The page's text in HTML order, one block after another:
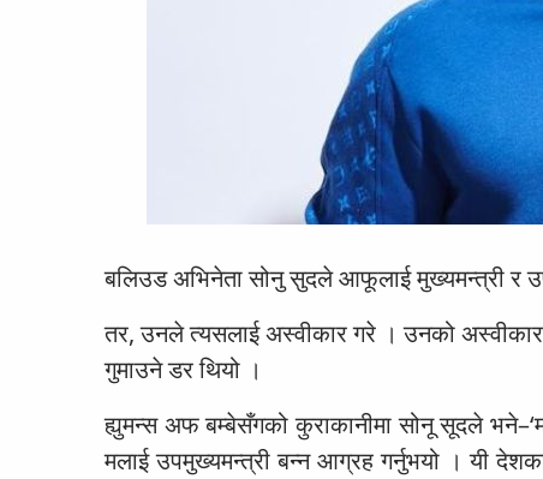
बलिउड अभिनेता सोनु सुदले आफूलाई मुख्यमन्त्री र
तर, उनले त्यसलाई अस्वीकार गरे । उनको
गुमाउने डर थियो ।
ह्युमन्स अफ बम्बेसँगको कुराकानीमा सोनू सूदले
मलाई उपमुख्यमन्त्री बन्न आग्रह गर्नुभयो । यी